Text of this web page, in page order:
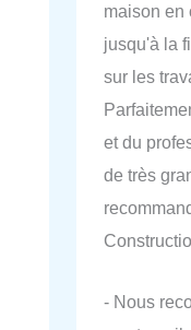
maison en
jusqu'à la
sur les
et du
de très
- Nous